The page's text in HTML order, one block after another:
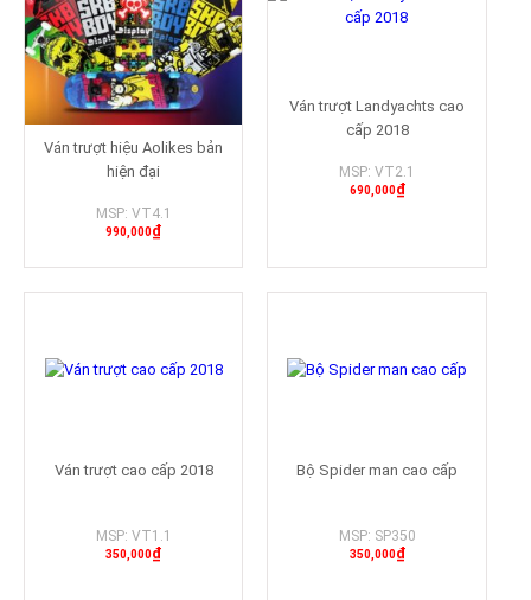
Ván trượt hiệu Aolikes bản
hiện đại
MSP: VT4.1
990,000₫
Ván trượt Landyachts cao
cấp 2018
MSP: VT2.1
690,000₫
Ván trượt cao cấp 2018
MSP: VT1.1
350,000₫
Bộ Spider man cao cấp
MSP: SP350
350,000₫